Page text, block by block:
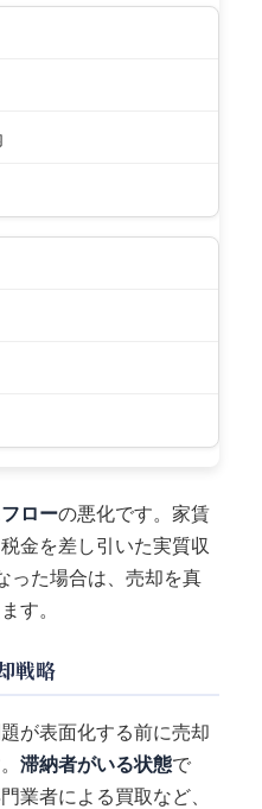
ローの悪化です。家賃
金を差し引いた実質収
った場合は、売却を真
す。
戦略
が表面化する前に売却
滞納者がいる状態で
業者による買取など、